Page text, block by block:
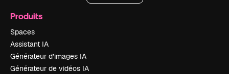
Produits
Spaces
Assistant IA
Générateur d’images IA
Générateur de vidéos IA